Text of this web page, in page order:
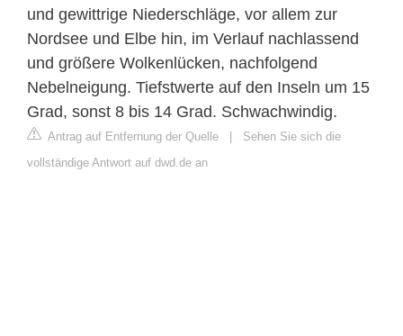
und gewittrige Niederschläge, vor allem zur
Nordsee und Elbe hin, im Verlauf nachlassend
und größere Wolkenlücken, nachfolgend
Nebelneigung. Tiefstwerte auf den Inseln um 15
Grad, sonst 8 bis 14 Grad. Schwachwindig.
Antrag auf Entfernung der Quelle | Sehen Sie sich die
vollständige Antwort auf dwd.de an